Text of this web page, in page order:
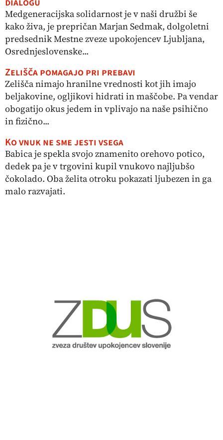
Medgeneracijska solidarnost je v naši družbi še
kako živa, je prepričan Marjan Sedmak, dolgoletni
predsednik Mestne zveze upokojencev Ljubljana,
Osrednjeslovenske...
Zelišča pomagajo pri prebavi
Zelišča nimajo hranilne vrednosti kot jih imajo
beljakovine, ogljikovi hidrati in maščobe. Pa vendar
obogatijo okus jedem in vplivajo na naše psihično
in fizično...
Ko vnuk ne sme jesti vsega
Babica je spekla svojo znamenito orehovo potico,
dedek pa je v trgovini kupil vnukovo najljubšo
čokolado. Oba želita otroku pokazati ljubezen in ga
malo razvajati.